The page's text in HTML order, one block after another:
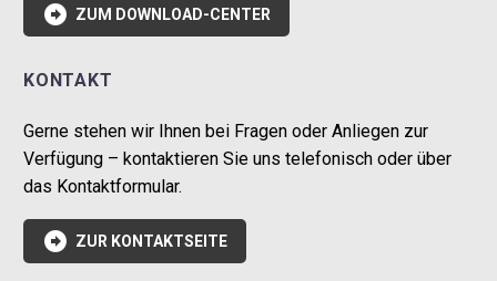
 ZUM DOWNLOAD-CENTER
KONTAKT
Gerne stehen wir Ihnen bei Fragen oder Anliegen zur
Verfügung – kontaktieren Sie uns telefonisch oder über
das Kontaktformular.
 ZUR KONTAKTSEITE